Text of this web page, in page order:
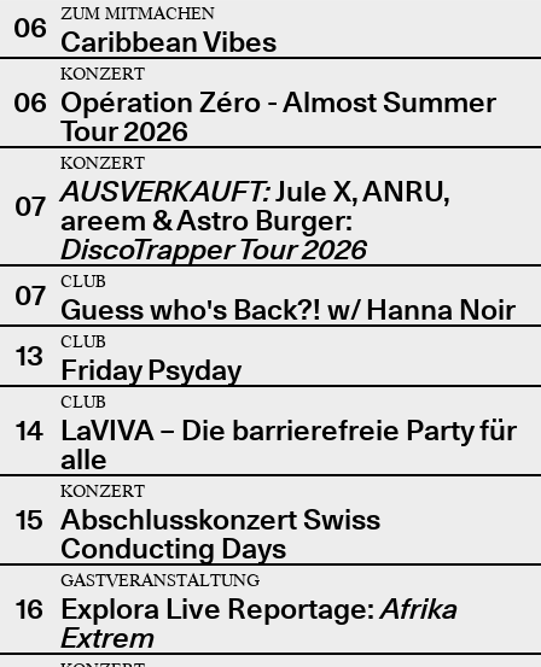
06
ZUM MITMACHEN
Caribbean Vibes
06
KONZERT
Opération Zéro - Almost Summer
Tour 2026
07
KONZERT
AUSVERKAUFT:Jule X, ANRU,
areem & Astro Burger:
DiscoTrapper Tour 2026
07
CLUB
Guess who's Back?! w/ Hanna Noir
13
CLUB
Friday Psyday
14
CLUB
LaVIVA – Die barrierefreie Party für
alle
15
KONZERT
Abschlusskonzert Swiss
Conducting Days
16
GASTVERANSTALTUNG
Explora Live Reportage:Afrika
Extrem